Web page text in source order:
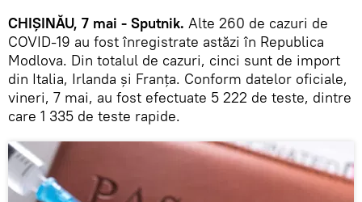
CHIȘINĂU, 7 mai - Sputnik. Alte 260 de cazuri de
COVID-19 au fost înregistrate astăzi în Republica
Modlova. Din totalul de cazuri, cinci sunt de import
din Italia, Irlanda și Franța. Conform datelor oficiale,
vineri, 7 mai, au fost efectuate 5 222 de teste, dintre
care 1 335 de teste rapide.